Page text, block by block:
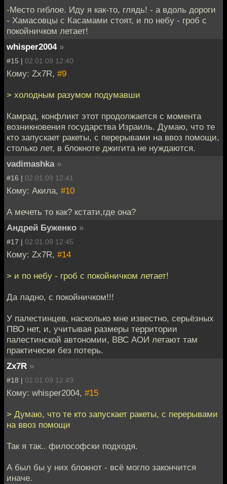
-Место гиблое. Иду я как-то, глядь! - а вдоль дороги
- Хамасовцы с Касамами стоят, и по небу - гроб с
покойничком летает!
whisper2004 »
#15 | 02.01.09 12:40
Кому: Zx7R, #9
> холодным разумом подумавши
Камрад, конфликт этот продолжается с момента
возникновения государства Израиль. Думаю, что те
кто запускает ракеты, с перерывами на ввоз помощи,
столько лет, в блокноте джигита не нуждаются.
vadimashka »
#16 | 02.01.09 12:41
Кому: Акила, #10
А мечеть то как? кстати,где она?
Андрей Буженко »
#17 | 02.01.09 12:45
Кому: Zx7R, #14
> и по небу - гроб с покойничком летает!
Да ладно, с покойничком!!!
У палестинцев, насколько мне известно, серьёзных
ПВО нет, и, учитывая размеры территории
палестинской автономии, ВВС АОИ летают там
практически без потерь.
Zx7R »
#18 | 02.01.09 12:49
Кому: whisper2004, #15
> Думаю, что те кто запускает ракеты, с перерывами
на ввоз помощи
Так я так.. философски подходя.
А был бы у них блокнот - всё могло закончится
иначе.